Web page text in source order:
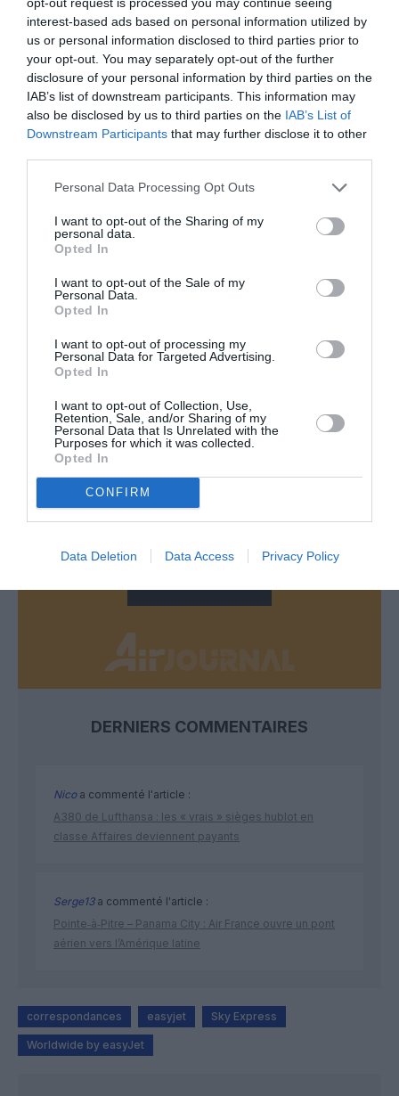
interest-based ads based on personal information utilized by
us or personal information disclosed to third parties prior to
your opt-out. You may separately opt-out of the further
disclosure of your personal information by third parties on the
IAB’s list of downstream participants. This information may
also be disclosed by us to third parties on the IAB’s List of
Downstream Participants that may further disclose it to other
Personal Data Processing Opt Outs
I want to opt-out of the Sharing of my
personal data.
Opted In
I want to opt-out of the Sale of my
Personal Data.
Opted In
I want to opt-out of processing my
Personal Data for Targeted Advertising.
Opted In
I want to opt-out of Collection, Use,
Retention, Sale, and/or Sharing of my
Personal Data that Is Unrelated with the
Purposes for which it was collected.
Opted In
CONFIRM
Data Deletion Data Access Privacy Policy
FacebookTwitterPinterestLinkedInEmail Print
COMMENTAIRE(S)
ah cool trop bien
LAISSER UN COMMENTAIRE
FAIRE UN DON
Soutenez Air Journal participez
développement !
DERNIERS COMMENTAIRES
Nicoa commenté l'article :
A380 de Lufthansa : les « vrais » sièges hublot en
classe Affaires deviennent payants
Serge13a commenté l'article :
Pointe‑à‑Pitre – Panama City : Air France ouvre un pont
aérien vers l’Amérique latine
correspondances easyjet Sky Express
Worldwide by easyJet